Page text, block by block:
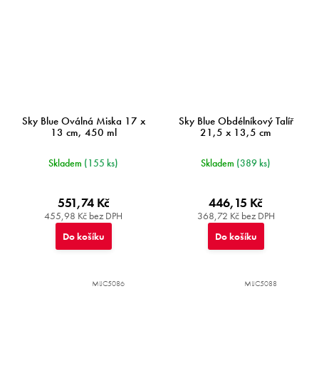
Sky Blue Oválná Miska 17 x
13 cm, 450 ml
Skladem (155 ks)
455,98 Kč bez DPH
551,74 Kč
Do košíku
Sky Blue Obdélníkový Talíř
21,5 x 13,5 cm
Skladem (389 ks)
368,72 Kč bez DPH
446,15 Kč
Do košíku
MIJC5086 MIJC5088